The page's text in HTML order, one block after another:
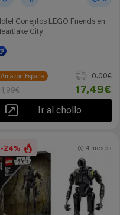
Conejitos LEGO Friends en
City
Amazon España
0.00€
17,49€
Ir al chollo
-24% 4 meses